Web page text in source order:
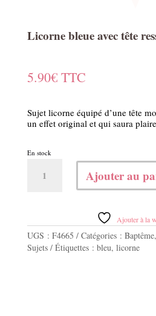
Licorne bleue avec tête
5.90€ TTC
Sujet licorne équipé d’une tête
un effet original et qui saura
En stock
tête
ressort
Ajouter au
Ajouter à la
UGS : F4665 Catégories : Baptême,
Sujets
Étiquettes : bleu, licorne